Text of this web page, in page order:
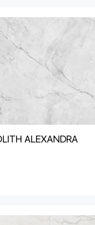
ALEXANDRA